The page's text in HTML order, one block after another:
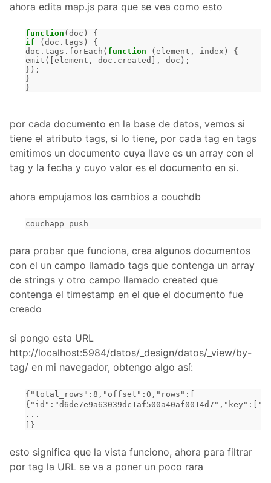
ahora edita map.js para que se vea como esto
function ( doc )
{
if
( doc . tags )
{
doc . tags . forEach ( function ( element , index )
{
emit ([ element , doc . created ], doc );
});
}
}
por cada documento en la base de datos, vemos si
tiene el atributo tags, si lo tiene, por cada tag en tags
emitimos un documento cuya llave es un array con el
tag y la fecha y cuyo valor es el documento en si.
ahora empujamos los cambios a couchdb
couchapp push
para probar que funciona, crea algunos documentos
con el un campo llamado tags que contenga un array
de strings y otro campo llamado created que
contenga el timestamp en el que el documento fue
creado
si pongo esta URL
http://localhost:5984/datos/_design/datos/_view/by-
tag/ en mi navegador, obtengo algo así:
{"total_rows":8,"offset":0,"rows":[
...
]}
esto significa que la vista funciono, ahora para filtrar
por tag la URL se va a poner un poco rara